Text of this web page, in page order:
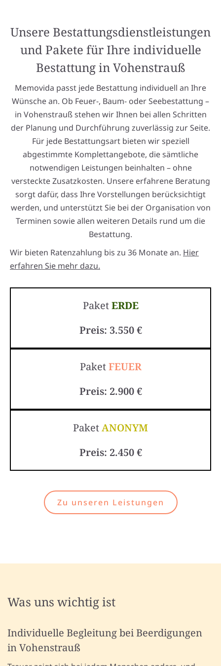
Unsere Bestattungsdienstleistungen
und Pakete für Ihre individuelle
Bestattung in Vohenstrauß
Memovida passt jede Bestattung individuell an Ihre
Wünsche an. Ob Feuer-, Baum- oder Seebestattung –
in Vohenstrauß stehen wir Ihnen bei allen Schritten
der Planung und Durchführung zuverlässig zur Seite.
Für jede Bestattungsart bieten wir speziell
abgestimmte Komplettangebote, die sämtliche
notwendigen Leistungen beinhalten – ohne
versteckte Zusatzkosten. Unsere erfahrene Beratung
sorgt dafür, dass Ihre Vorstellungen berücksichtigt
werden, und unterstützt Sie bei der Organisation von
Terminen sowie allen weiteren Details rund um die
Bestattung.
Wir bieten Ratenzahlung bis zu 36 Monate an. Hier
erfahren Sie mehr dazu.
PaketERDE
Preis: 3.550 €
PaketFEUER
Preis: 2.900 €
PaketANONYM
Preis: 2.450 €
Zu unseren Leistungen
Was uns wichtig ist
Individuelle Begleitung bei Beerdigungen
in Vohenstrauß